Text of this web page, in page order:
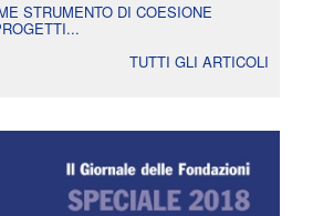
STRUMENTO DI COESIONE
TUTTI GLI ARTICOLI